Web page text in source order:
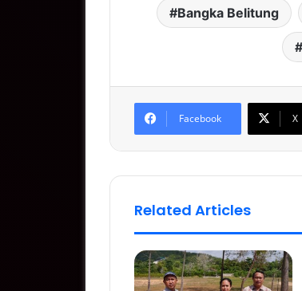
Bangka Belitung
Facebook X
Related Articles